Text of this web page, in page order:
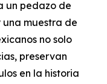
un pedazo de
una muestra de
no solo
preservan
en la historia